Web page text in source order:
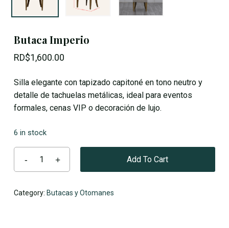
No products in the cart.
Butaca Imperio
RD$1,600.00
Silla elegante con tapizado capitoné en tono neutro y
detalle de tachuelas metálicas, ideal para eventos
formales, cenas VIP o decoración de lujo.
6 in stock
Add To Cart
Category: Butacas y Otomanes